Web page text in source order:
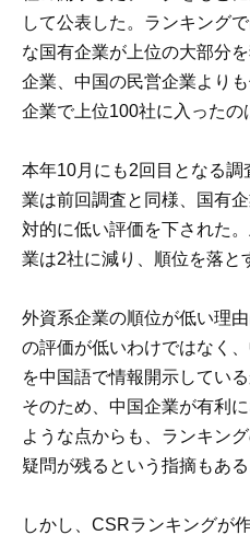
して公表した。ランキング
な国有企業が上位の大部分
企業、中国の民営企業より
企業で上位100社に入ったの
本年10月にも2回目となる
業は前回調査と同様、国有
対的に低い評価を下された
業は2社に減り、順位を落と
外資系企業の順位が低い理
の評価が低いわけではなく
を中国語で情報開示してい
そのため、中国企業が有利
ような点からも、ランキン
疑問が残るという指摘もある
しかし、CSRランキングが